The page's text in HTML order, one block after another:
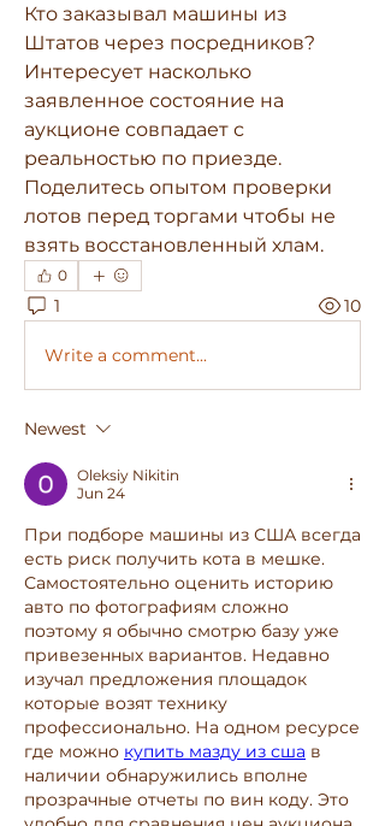
Кто заказывал машины из
Штатов через посредников?
Интересует насколько
заявленное состояние на
аукционе совпадает с
реальностью по приезде.
Поделитесь опытом проверки
лотов перед торгами чтобы не
взять восстановленный хлам.
0
1 10
Write a comment...
Newest
Oleksiy Nikitin
Jun 24
При подборе машины из США всегда
есть риск получить кота в мешке.
Самостоятельно оценить историю
авто по фотографиям сложно
поэтому я обычно смотрю базу уже
привезенных вариантов. Недавно
изучал предложения площадок
которые возят технику
профессионально. На одном ресурсе
где можно купить мазду из сша в
наличии обнаружились вполне
прозрачные отчеты по вин коду. Это